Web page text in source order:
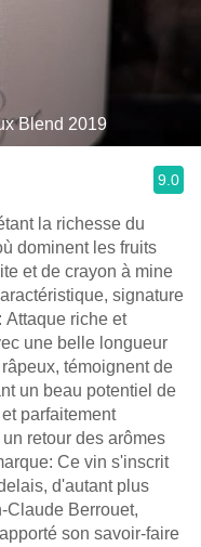
Blend 2019
9.0
la richesse du
dominent les fruits
et de crayon à mine
signature
Attaque riche et
une belle longueur
témoignent de
un beau potentiel de
parfaitement
retour des arômes
Ce vin s'inscrit
d'autant plus
Claude Berrouet,
son savoir-faire